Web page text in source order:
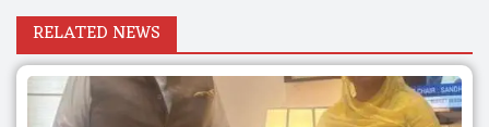
RELATED NEWS